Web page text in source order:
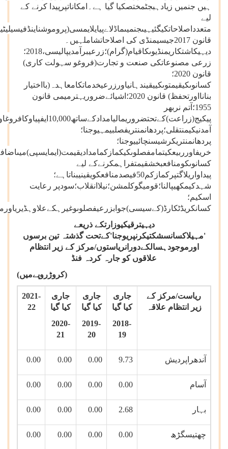
ہیں جنمیں زیادہبجٹمختصکیا گیا ہے۔امکاناتپرپیدا کرنے کے
لیے
قانون 2017جیسیمنڈی کی اصلاحاتشاملہیں۔
دیہیکاشتکاریمنڈیوںکاقیام(گرام)؛زرعیبرآمدیپالیسی،2018؛
زرعی مصنوعاتکی صنعت و تجارت(فروغو سہولت کاری)
قانون 2020؛
کسانوںکیقیمتوںکییقیندہانیاورزرعیخدماتکامعاہدہ(بااختیار
بنانااورتحفظ) قانون 2020؛اشیائےضروریہترمیمی قانون
1955؛آتم نربھر
آمدنیکیمنتقلی؛پردھانمنتریفصلبیمہیوجنا؛
پردھانمنتریکرشیسنچائییوجنا؛
کسانوںکومنافعبخشقیمتفراہمکرنےکے لیے
پیداواریلاگتپرکمازکم50فیصدمنافعکویقینیبناتاہے؛
شہدکیمکھیپالنا؛قومیگوکلمشن؛نیلاانقلاب؛سودپر رعایت
اسکیم؛
دیہیترقیکیوزارتکے ذریعے
'مہیلاکسانسشکتیکرنپریوجنا'کےتحت گذشتہ تین برسوں
اورموجودہسالکےدورانریاستوں/مرکز کے زیر انتظام
علاقوں کو جارہ کردہ فنڈ
(کروڑروپےمیں)
ریاست/مرکز کے
زیر انتظام علاقہ
جاری
کیا گیا
2018-
19
جاری
کیا گیا
2019-
20
جاری
کیا گیا
2020-
21
2021-
22
آندھراپردیش 9.73
0.00
0.00
0.00
آسام 0.00
0.00
0.00
0.00
بہار 2.68
0.00
0.00
0.00
چھتیسگڑھ 0.00
0.00
0.00
0.00